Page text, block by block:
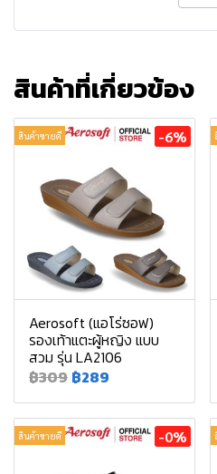
สินค้าที่เกี่ยวข้อง
สินค้าขายดี -6%
Aerosoft (แอโร่ซอฟ)
รองเท้าแตะผู้หญิง แบบ
สวม รุ่น LA2106
฿309 ฿289
สินค้าขายดี -0%